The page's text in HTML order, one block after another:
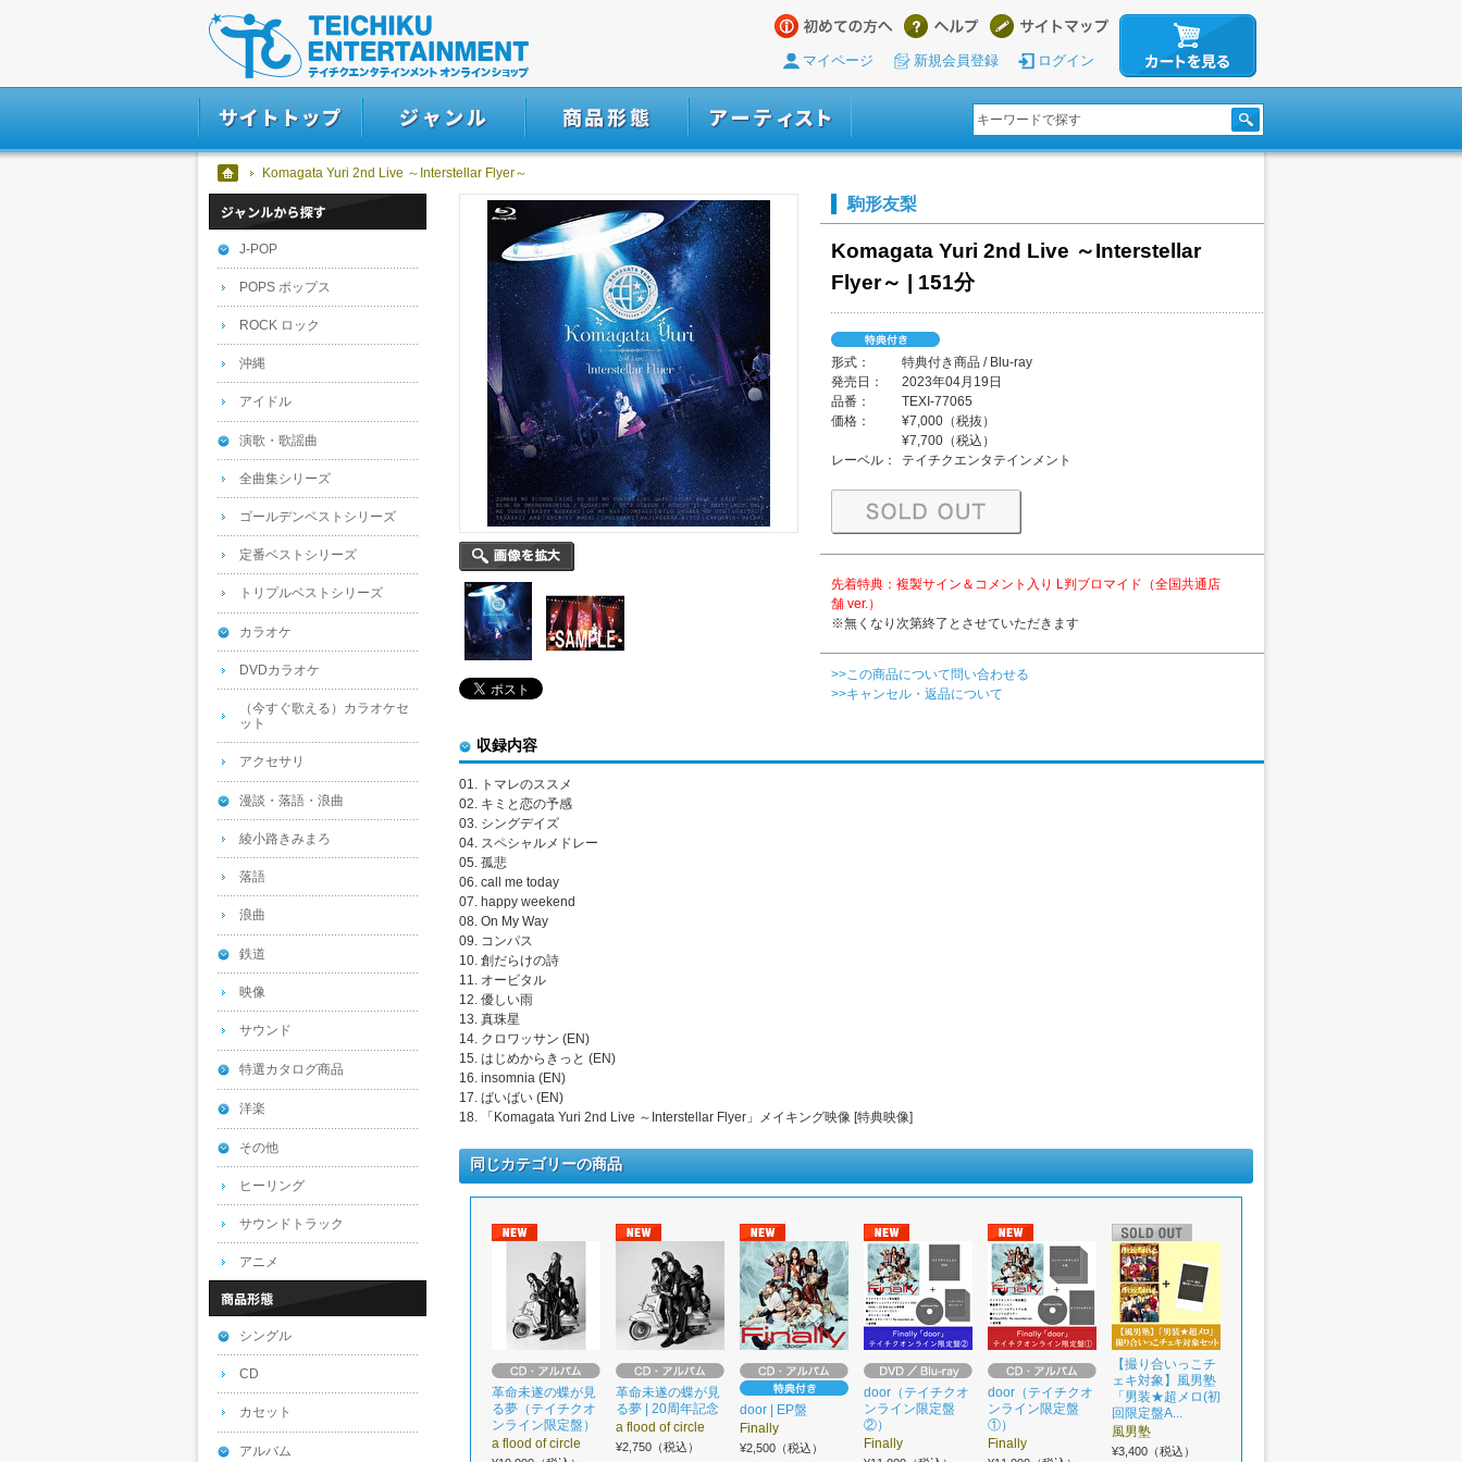
マイページ 新規会員登録 ログイン
Komagata Yuri 2nd Live ～Interstellar Flyer～
駒形友梨
Komagata Yuri 2nd Live ～Interstellar
Flyer～ | 151分
形式：
特典付き商品 / Blu-ray
発売日：
2023年04月19日
品番：
TEXI-77065
価格：
¥7,000（税抜）
¥7,700（税込）
レーベル：
テイチクエンタテインメント
先着特典：複製サイン＆コメント入り L判ブロマイド（全国共通店
舗 ver.）
※無くなり次第終了とさせていただきます
>>この商品について問い合わせる
>>キャンセル・返品について
収録内容
01. トマレのススメ
02. キミと恋の予感
03. シングデイズ
04. スペシャルメドレー
05. 孤悲
06. call me today
07. happy weekend
08. On My Way
09. コンパス
10. 創だらけの詩
11. オービタル
12. 優しい雨
13. 真珠星
14. クロワッサン (EN)
15. はじめからきっと (EN)
16. insomnia (EN)
17. ばいばい (EN)
18. 「Komagata Yuri 2nd Live ～Interstellar Flyer」メイキング映像 [特典映像]
同じカテゴリーの商品
革命未遂の蝶が見
る夢（テイチクオ
ンライン限定盤）
a flood of circle
革命未遂の蝶が見
る夢 | 20周年記念
a flood of circle
¥2,750（税込）
door | EP盤
Finally
¥2,500（税込）
door（テイチクオ
ンライン限定盤
②）
Finally
door（テイチクオ
ンライン限定盤
①）
Finally
【撮り合いっこチ
ェキ対象】風男塾
「男装★超メロ(初
回限定盤A...
風男塾
¥3,400（税込）
J-POP
POPS ポップス
ROCK ロック
沖縄
アイドル
演歌・歌謡曲
全曲集シリーズ
ゴールデンベストシリーズ
定番ベストシリーズ
トリプルベストシリーズ
カラオケ
DVDカラオケ
（今すぐ歌える）カラオケセ
ット
アクセサリ
漫談・落語・浪曲
綾小路きみまろ
落語
浪曲
鉄道
映像
サウンド
特選カタログ商品
洋楽
その他
ヒーリング
サウンドトラック
アニメ
シングル
CD
カセット
アルバム